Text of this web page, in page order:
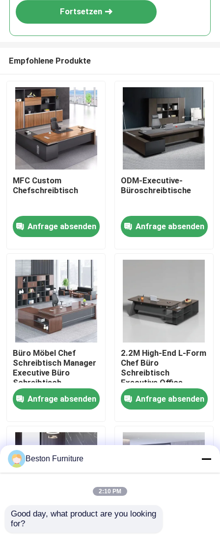
Heim
Produkte
Über uns
Werksbesichtigung
Qualitätskontrolle
Nachrichten
Blog
Fortsetzen
Empfohlene Produkte
MFC Custom
Chefschreibtisch
Anfrage absenden
ODM-Executive-
Büroschreibtische
Anfrage absenden
Büro Möbel Chef
Schreibtisch Manager
Executive Büro
Schreibtisch
Anfrage absenden
2.2M High-End L-Form
Chef Büro
Schreibtisch
Executive Office
Schreibtisch und
SchrankAnfrage absenden
2 Meter 50 mm
Beston Furniture
2:10 PM
Good day, what product are you looking
for?